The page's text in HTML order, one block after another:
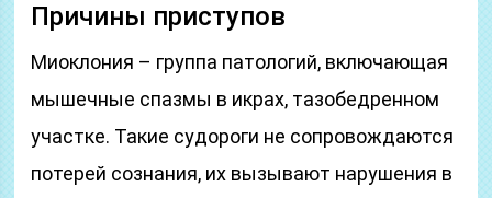
Причины приступов
Миоклония – группа патологий, включающая
мышечные спазмы в икрах, тазобедренном
участке. Такие судороги не сопровождаются
потерей сознания, их вызывают нарушения в